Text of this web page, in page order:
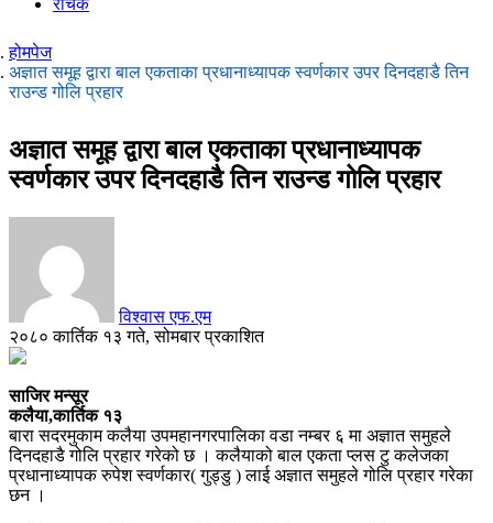
रोचक
होमपेज
अज्ञात समूह द्वारा बाल एकताका प्रधानाध्यापक स्वर्णकार उपर दिनदहाडै तिन
राउन्ड गोलि प्रहार
अज्ञात समूह द्वारा बाल एकताका प्रधानाध्यापक
स्वर्णकार उपर दिनदहाडै तिन राउन्ड गोलि प्रहार
विश्वास एफ.एम
२०८० कार्तिक १३ गते, सोमबार प्रकाशित
साजिर मन्सूर
कलैया,कार्तिक १३
बारा सदरमुकाम कलैया उपमहानगरपालिका वडा नम्बर ६ मा अज्ञात समुहले
दिनदहाडै गोलि प्रहार गरेको छ । कलैयाको बाल एकता प्लस टु कलेजका
प्रधानाध्यापक रुपेश स्वर्णकार( गुड्डु ) लाई अज्ञात समुहले गोलि प्रहार गरेका
छन ।